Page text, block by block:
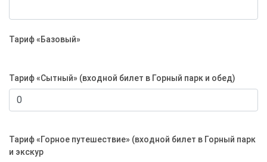
Тариф «Базовый»
Тариф «Сытный» (входной билет в Горный парк и обед)
Тариф «Горное путешествие» (входной билет в Горный парк
и экскур